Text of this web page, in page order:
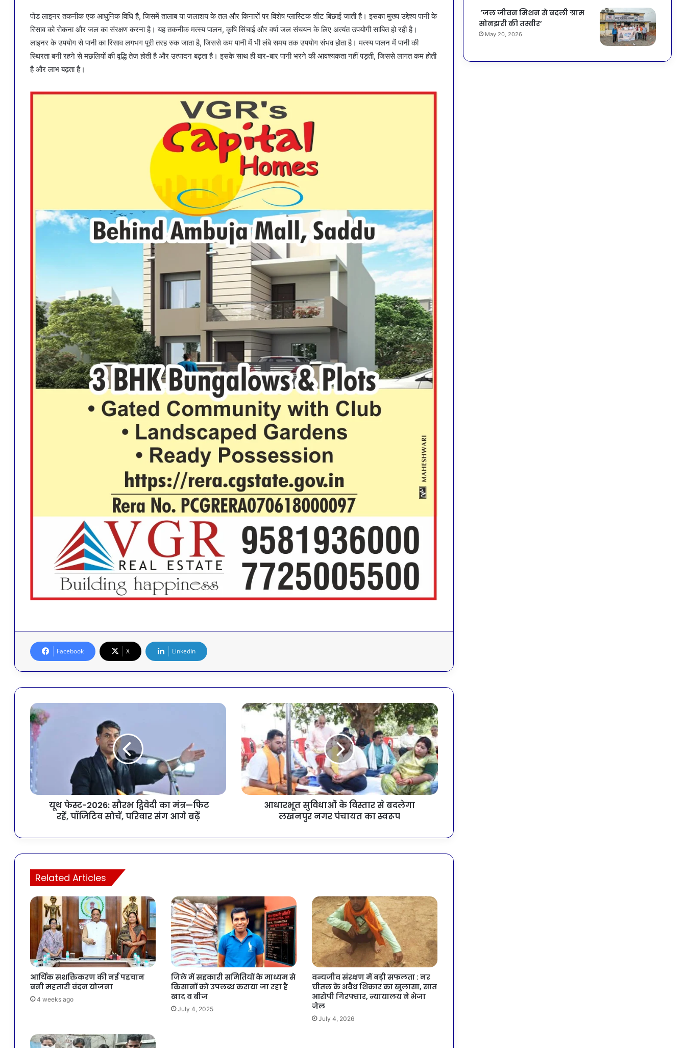
पोंड लाइनर तकनीक एक आधुनिक विधि है, जिसमें तालाब या जलाशय के तल और किनारों पर विशेष प्लास्टिक शीट बिछाई जाती है। इसका मुख्य उद्देश्य पानी के
रिसाव को रोकना और जल का संरक्षण करना है। यह तकनीक मत्स्य पालन, कृषि सिंचाई और वर्षा जल संचयन के लिए अत्यंत उपयोगी साबित हो रही है।
लाइनर के उपयोग से पानी का रिसाव लगभग पूरी तरह रुक जाता है, जिससे कम पानी में भी लंबे समय तक उपयोग संभव होता है। मत्स्य पालन में पानी की
स्थिरता बनी रहने से मछलियों की वृद्धि तेज होती है और उत्पादन बढ़ता है। इसके साथ ही बार-बार पानी भरने की आवश्यकता नहीं पड़ती, जिससे लागत कम होती
है और लाभ बढ़ता है।
Facebook X LinkedIn
यूथ फेस्ट-2026: सौरभ द्विवेदी का मंत्र—फिट
रहें, पॉजिटिव सोचें, परिवार संग आगे बढ़ें
आधारभूत सुविधाओं के विस्तार से बदलेगा
लखनपुर नगर पंचायत का स्वरूप
Related Articles
आर्थिक सशक्तिकरण की नई पहचान
बनी महतारी वंदन योजना
4 weeks ago
जिले में सहकारी समितियों के माध्यम से
किसानों को उपलब्ध कराया जा रहा है
खाद व बीज
July 4, 2025
वन्यजीव संरक्षण में बड़ी सफलता : नर
चीतल के अवैध शिकार का खुलासा, सात
आरोपी गिरफ्तार, न्यायालय ने भेजा
जेल
July 4, 2026
’जल जीवन मिशन से बदली ग्राम
सोनझरी की तस्वीर’
May 20, 2026